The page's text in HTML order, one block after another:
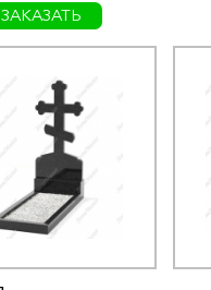
ЗАКАЗАТЬ